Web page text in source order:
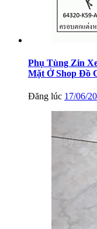
Phụ Tùng Zin
Mặt Ở Shop Đồ
Đăng lúc 17/06/